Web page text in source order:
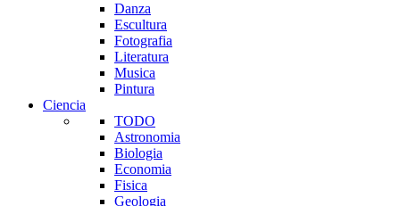
Danza
Escultura
Fotografia
Literatura
Musica
Pintura
Ciencia
TODO
Astronomia
Biologia
Economia
Fisica
Geologia